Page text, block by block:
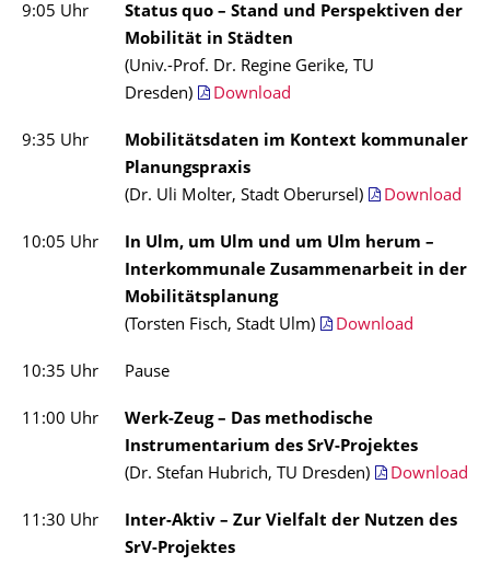
9:05 Uhr
Status quo – Stand und Perspektiven der
Mobilität in Städten
(Univ.-Prof. Dr. Regine Gerike, TU
Dresden)
Download
9:35 Uhr
Mobilitätsdaten im Kontext kommunaler
Planungspraxis
(Dr. Uli Molter, Stadt Oberursel)
Download
10:05 Uhr
In Ulm, um Ulm und um Ulm herum –
Interkommunale Zusammenarbeit in der
Mobilitätsplanung
(Torsten Fisch, Stadt Ulm)
Download
10:35 Uhr Pause
11:00 Uhr
Werk-Zeug – Das methodische
Instrumentarium des SrV-Projektes
(Dr. Stefan Hubrich, TU Dresden)
Download
11:30 Uhr
Inter-Aktiv – Zur Vielfalt der Nutzen des
SrV-Projektes